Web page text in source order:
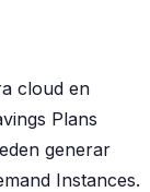
cloud en
Plans
generar
Instances.